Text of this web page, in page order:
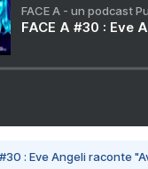
FACE A - un podcast
FACE A #30 : Eve
#30 : Eve Angeli raconte